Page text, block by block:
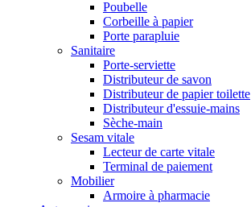
Poubelle
Corbeille à papier
Porte parapluie
Sanitaire
Porte-serviette
Distributeur de savon
Distributeur de papier toilette
Distributeur d'essuie-mains
Sèche-main
Sesam vitale
Lecteur de carte vitale
Terminal de paiement
Mobilier
Armoire à pharmacie